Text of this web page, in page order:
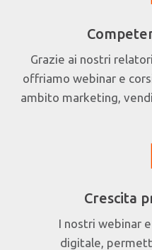
Grazie ai nostri
offriamo webinar e
ambito marketing,
Crescita
I nostri webinar
digitale,